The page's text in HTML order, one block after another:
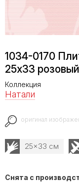
1034-0170
25х33 розовый
Коллекция
Натали
оригинал
25x33 см
Снята с